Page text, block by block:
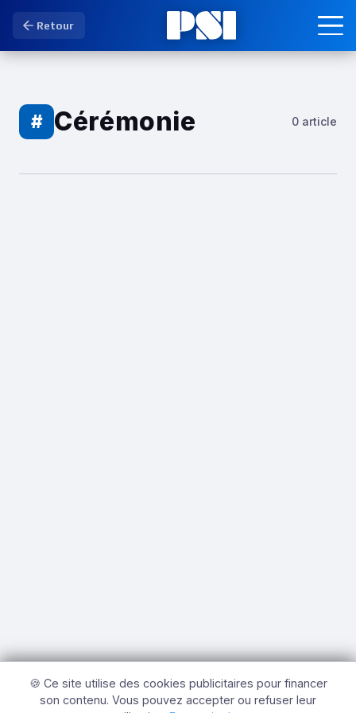
Retour
# Cérémonie 0 article
🍪 Ce site utilise des cookies publicitaires pour financer
son contenu. Vous pouvez accepter ou refuser leur